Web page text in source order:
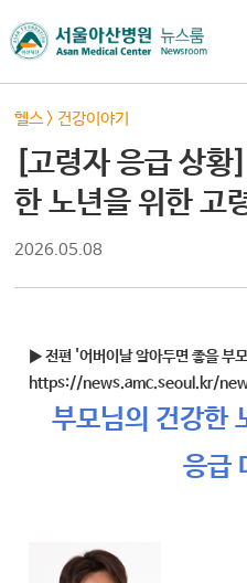
헬스 > 건강이야기
[고령자 응급 상
한 노년을 위한 고
2026.05.08
▶ 전편 '어버이날 알아두면 좋을 부
https://news.amc.seoul.kr/
부모님의 건강한
응급